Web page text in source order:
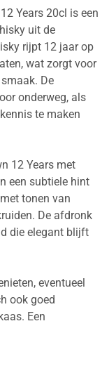
Years 20cl is een
uit de
rijpt 12 jaar op
wat zorgt voor
De
onderweg, als
te maken
12 Years met
een subtiele hint
tonen van
De afdronk
die elegant blijft
eventueel
ook goed
Een